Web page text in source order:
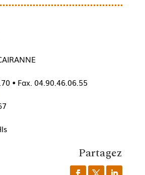
• Fax. 04.90.46.06.55
Partagez